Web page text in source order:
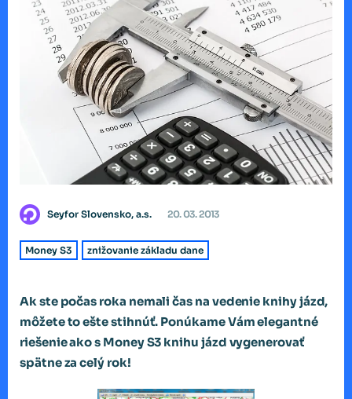
Seyfor Slovensko, a.s. 20. 03. 2013
Money S3 znižovanie základu dane
Ak ste počas roka nemali čas na vedenie knihy jázd,
môžete to ešte stihnúť. Ponúkame Vám elegantné
riešenie ako s Money S3 knihu jázd vygenerovať
spätne za celý rok!